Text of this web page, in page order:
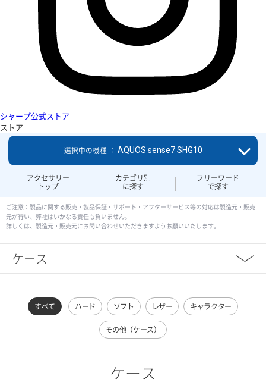
シャープ公式ストア
ストア
アクセサリー
トップ
カテゴリ別
に探す
フリーワード
で探す
選択中の機種 ： AQUOS sense7 SHG10
ご注意：製品に関する販売・製品保証・サポート・アフターサービス等の対応は製造元・販売
元が行い、弊社はいかなる責任も負いません。
詳しくは、製造元・販売元にお問い合わせいただきますようお願いいたします。
ケース
すべて ハード ソフト レザー キャラクター
その他（ケース）
ケース